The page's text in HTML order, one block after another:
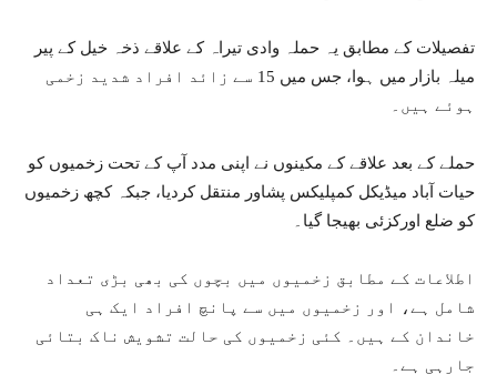
تفصیلات کے مطابق یہ حملہ وادی تیراہ کے علاقے ذخہ خیل کے پیر
میلہ بازار میں ہوا، جس میں 15 سے زائد افراد شدید زخمی
ہوئے ہیں۔
حملے کے بعد علاقے کے مکینوں نے اپنی مدد آپ کے تحت زخمیوں کو
حیات آباد میڈیکل کمپلیکس پشاور منتقل کردیا، جبکہ کچھ زخمیوں
کو ضلع اورکزئی بھیجا گیا۔
اطلاعات کے مطابق زخمیوں میں بچوں کی بھی بڑی تعداد
شامل ہے، اور زخمیوں میں سے پانچ افراد ایک ہی
خاندان کے ہیں۔ کئی زخمیوں کی حالت تشویش ناک بتائی
جارہی ہے۔